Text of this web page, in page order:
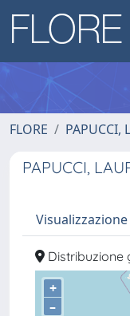
FLORE PAPUCCI,
PAPUCCI,
Distribuzione
+
–